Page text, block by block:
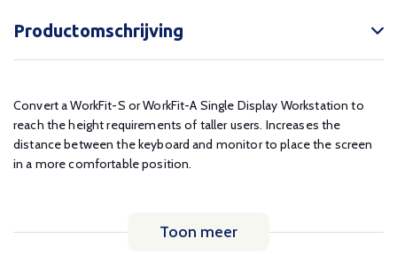
Productomschrijving
Convert a WorkFit-S or WorkFit-A Single Display Workstation to
reach the height requirements of taller users. Increases the
distance between the keyboard and monitor to place the screen
in a more comfortable position.
Toon meer